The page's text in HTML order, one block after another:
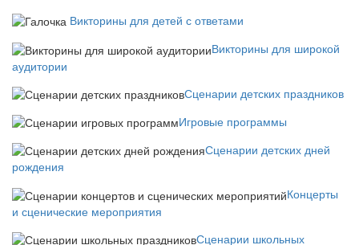
Викторины для детей с ответами
Викторины для широкой
аудитории
Сценарии детских праздников
Игровые программы
Сценарии детских дней
рождения
Концерты
и сценические мероприятия
Сценарии школьных